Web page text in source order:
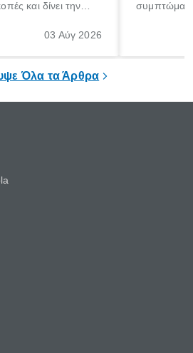
και δίνει την
για λίγες μέρες03 Αύγ 2026
Όλα τα Άρθρα